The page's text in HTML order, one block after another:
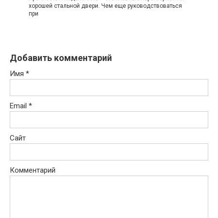
хорошей стальной двери. Чем еще руководствоваться
при
Добавить комментарий
Имя *
Email *
Сайт
Комментарий